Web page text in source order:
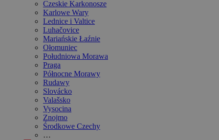
Czeskie Karkonosze
Karlowe Wary
Lednice i Valtice
Luhačovice
Mariańskie Łaźnie
Ołomuniec
Południowa Morawa
Praga
Północne Morawy
Rudawy
Slovácko
Valašsko
Vysocina
Znojmo
Środkowe Czechy
…